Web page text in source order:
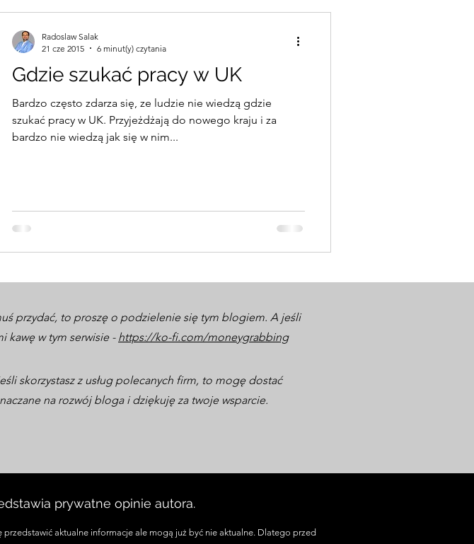
Gdzie szukać pracy w UK
Bardzo często zdarza się, ze ludzie nie wiedzą gdzie
szukać pracy w UK. Przyjeżdżają do nowego kraju i za
bardzo nie wiedzą jak się w nim...
Radoslaw Salak
21 cze 2015
6 minut(y) czytania
przydać, to proszę o podzielenie się tym blogiem. A jeśli
kawę w tym serwisie - https://ko-fi.com/moneygrabbing
skorzystasz z usług polecanych firm, to mogę dostać
na rozwój bloga i dziękuję za twoje wsparcie.
prywatne opinie autora.
aktualne informacje ale mogą już być nie aktualne. Dlatego przed